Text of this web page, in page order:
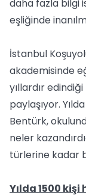
daha fazla bilgi
eşliğinde
İstanbul
akademisinde
yıllardır
paylaşıyor.
Bentürk,
neler
türlerine kadar
Yılda 1500